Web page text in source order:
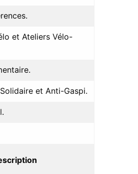
et Ateliers Vélo-
et Anti-Gaspi.